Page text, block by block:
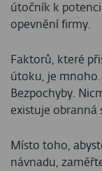
útočník k
opevnění firmy.
Faktorů, které
útoku, je
Bezpochyby.
existuje obranná
Místo toho,
návnadu,